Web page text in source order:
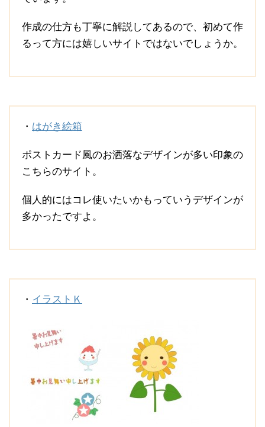
作成の仕方も丁寧に解説してあるので、初めて作
るって方には嬉しいサイトではないでしょうか。
・ はがき絵箱
ポストカード風のお洒落なデザインが多い印象の
こちらのサイト。
個人的にはコレ使いたいかもっていうデザインが
多かったですよ。
・ イラストＫ